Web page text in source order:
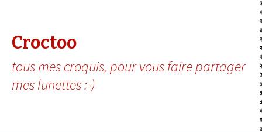
Croctoo
tous mes croquis, pour vous faire partager
mes lunettes :-)